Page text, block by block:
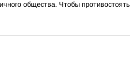
общества. Чтобы